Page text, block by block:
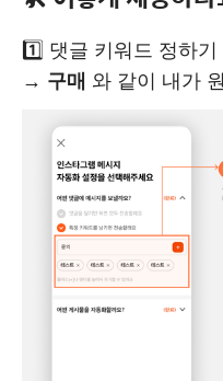
1️⃣ 댓글 키워드 정하기
→ 구매 와 같이 내가